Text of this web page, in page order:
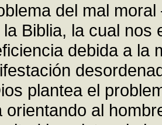
del mal
Biblia, la cual
debida a la
plantea el
orientando al